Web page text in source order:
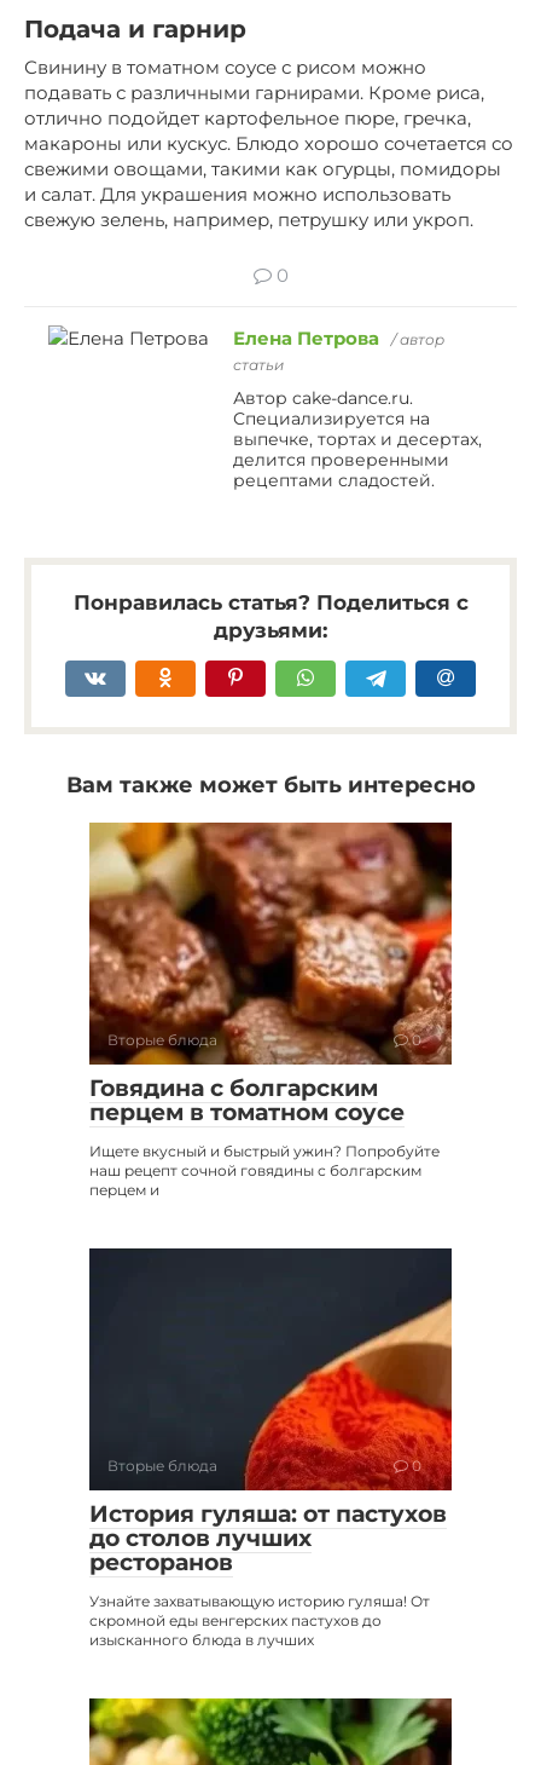
Подача и гарнир
Свинину в томатном соусе с рисом можно
подавать с различными гарнирами. Кроме риса,
отлично подойдет картофельное пюре, гречка,
макароны или кускус. Блюдо хорошо сочетается со
свежими овощами, такими как огурцы, помидоры
и салат. Для украшения можно использовать
свежую зелень, например, петрушку или укроп.
0
Елена Петрова
/ автор
статьи
Автор cake-dance.ru.
Специализируется на
выпечке, тортах и десертах,
делится проверенными
рецептами сладостей.
Понравилась статья? Поделиться с
друзьями:
Вам также может быть интересно
Вторые блюда 0
Говядина с болгарским
перцем в томатном соусе
Ищете вкусный и быстрый ужин? Попробуйте
наш рецепт сочной говядины с болгарским
перцем и
Вторые блюда 0
История гуляша: от пастухов
до столов лучших
ресторанов
Узнайте захватывающую историю гуляша! От
скромной еды венгерских пастухов до
изысканного блюда в лучших